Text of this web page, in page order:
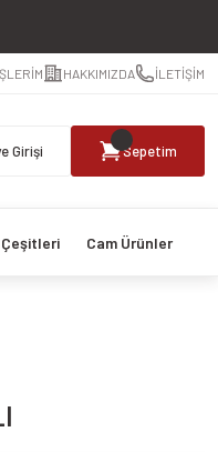
HAKKIMIZDA İLETİŞİM
Girişi Sepetim
Cam Ürünler